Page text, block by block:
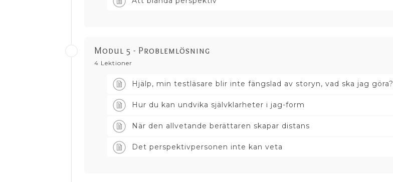
Modul 5 - Problemlösning
4 Lektioner
Hjälp, min testläsare blir inte fängslad av storyn, vad ska jag göra?
Hur du kan undvika självklarheter i jag-form
När den allvetande berättaren skapar distans
Det perspektivpersonen inte kan veta